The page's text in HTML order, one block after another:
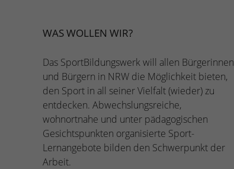
WAS WOLLEN WIR?
Das SportBildungswerk will allen Bürgerinnen
und Bürgern in NRW die Möglichkeit bieten,
den Sport in all seiner Vielfalt (wieder) zu
entdecken. Abwechslungsreiche,
wohnortnahe und unter pädagogischen
Gesichtspunkten organisierte Sport-
Lernangebote bilden den Schwerpunkt der
Arbeit.